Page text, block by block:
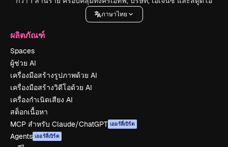
ภาษาไทย
ผลิตภัณฑ์
Spaces
ผู้ช่วย AI
เครื่องมือสร้างรูปภาพด้วย AI
เครื่องมือสร้างวิดีโอด้วย AI
เครื่องกำเนิดเสียง AI
สต็อกเนื้อหา
MCP สำหรับ Claude/ChatGPT เออร์ลี่เบิร์ด
Agents เออร์ลี่เบิร์ด